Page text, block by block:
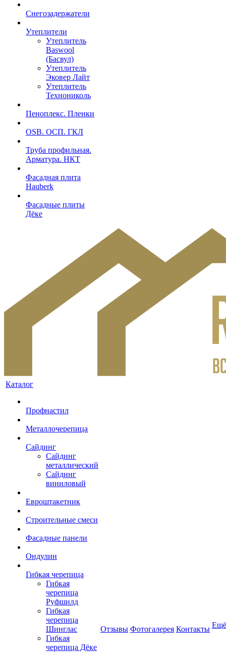
Снегозадержатели
Утеплители
Утеплитель
Baswool
(Басвул)
Утеплитель
Эковер Лайт
Утеплитель
Технониколь
Пеноплекс. Пленки
OSB. ОСП. ГКЛ
Труба профильная.
Арматура. НКТ
Фасадная плита
Hauberk
Фасадные плиты
Дёке
Каталог
Профнастил
Металлочерепица
Сайдинг
Сайдинг
металлический
Сайдинг
виниловый
Евроштакетник
Строительные смеси
Фасадные панели
Ондулин
Гибкая черепица
Гибкая
черепица
Руфшилд
Гибкая
черепица
Шинглас
Гибкая
черепица Дёке
Отзывы Фотогалерея Контакты Ещё